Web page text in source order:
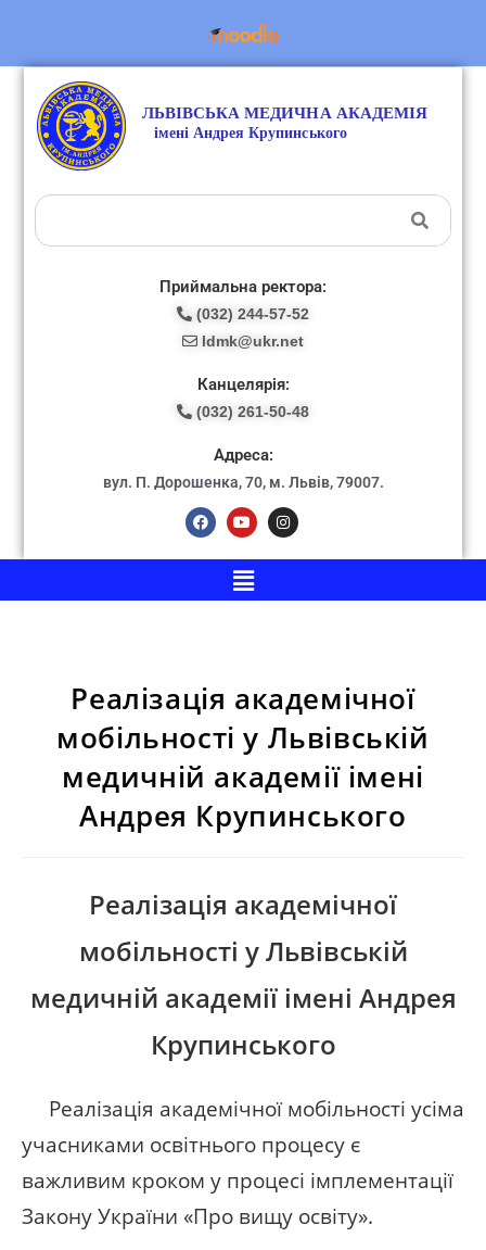
Приймальна ректора:
(032) 244-57-52
ldmk@ukr.net
Канцелярія:
(032) 261-50-48
Адреса:
вул. П. Дорошенка, 70, м. Львів, 79007.
Реалізація академічної
мобільності у Львівській
медичній академії імені
Андрея Крупинського
Реалізація академічної
мобільності у Львівській
медичній академії імені Андрея
Крупинського
Реалізація академічної мобільності усіма
учасниками освітнього процесу є
важливим кроком у процесі імплементації
Закону України «Про вищу освіту».